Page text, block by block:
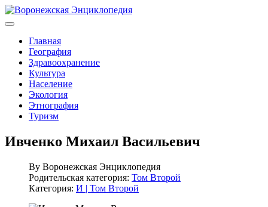
Главная
География
Здравоохранение
Культура
Население
Экология
Этнография
Туризм
Ивченко Михаил Васильевич
By Воронежская Энциклопедия
Родительская категория: Том Второй
Категория: И | Том Второй